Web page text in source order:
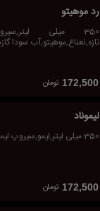
رد موهیتو
350 میلی
تازه,نعناع,موهیتو,آب سودا
172,500 تومان
لیموناد
350 میلی لیتر,لیمو,سیروپ لیمو,یخ
172,500 تومان